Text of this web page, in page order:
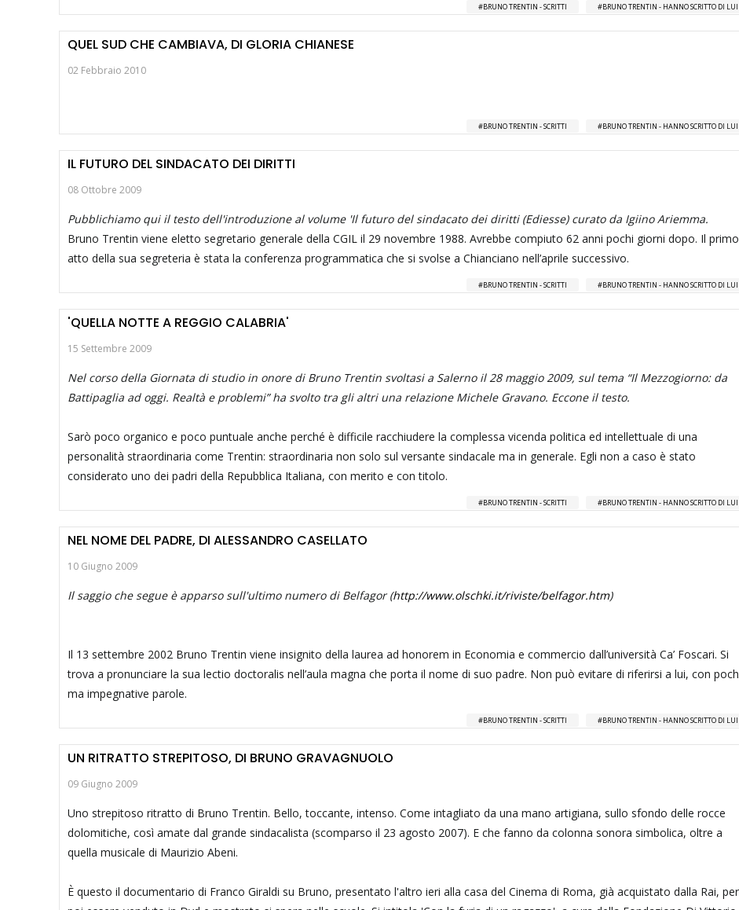
BRUNO TRENTIN - SCRITTI BRUNO TRENTIN - HANNO SCRITTO DI LUI
QUEL SUD CHE CAMBIAVA, DI GLORIA CHIANESE
02 Febbraio 2010
BRUNO TRENTIN - SCRITTI BRUNO TRENTIN - HANNO SCRITTO DI LUI
IL FUTURO DEL SINDACATO DEI DIRITTI
08 Ottobre 2009
Pubblichiamo qui il testo dell'introduzione al volume 'Il futuro del sindacato dei diritti (Ediesse) curato da Igiino Ariemma.
Bruno Trentin viene eletto segretario generale della CGIL il 29 novembre 1988. Avrebbe compiuto 62 anni pochi giorni dopo. Il primo
atto della sua segreteria è stata la conferenza programmatica che si svolse a Chianciano nell’aprile successivo.
BRUNO TRENTIN - SCRITTI BRUNO TRENTIN - HANNO SCRITTO DI LUI
'QUELLA NOTTE A REGGIO CALABRIA'
15 Settembre 2009
Nel corso della Giornata di studio in onore di Bruno Trentin svoltasi a Salerno il 28 maggio 2009, sul tema “Il Mezzogiorno: da
Battipaglia ad oggi. Realtà e problemi” ha svolto tra gli altri una relazione Michele Gravano. Eccone il testo.
Sarò poco organico e poco puntuale anche perché è difficile racchiudere la complessa vicenda politica ed intellettuale di una
personalità straordinaria come Trentin: straordinaria non solo sul versante sindacale ma in generale. Egli non a caso è stato
considerato uno dei padri della Repubblica Italiana, con merito e con titolo.
BRUNO TRENTIN - SCRITTI BRUNO TRENTIN - HANNO SCRITTO DI LUI
NEL NOME DEL PADRE, DI ALESSANDRO CASELLATO
10 Giugno 2009
Il saggio che segue è apparso sull'ultimo numero di Belfagor (http://www.olschki.it/riviste/belfagor.htm)
Il 13 settembre 2002 Bruno Trentin viene insignito della laurea ad honorem in Economia e commercio dall’università Ca’ Foscari. Si
trova a pronunciare la sua lectio doctoralis nell’aula magna che porta il nome di suo padre. Non può evitare di riferirsi a lui, con
ma impegnative parole.
BRUNO TRENTIN - SCRITTI BRUNO TRENTIN - HANNO SCRITTO DI LUI
UN RITRATTO STREPITOSO, DI BRUNO GRAVAGNUOLO
09 Giugno 2009
Uno strepitoso ritratto di Bruno Trentin. Bello, toccante, intenso. Come intagliato da una mano artigiana, sullo sfondo delle rocce
dolomitiche, così amate dal grande sindacalista (scomparso il 23 agosto 2007). E che fanno da colonna sonora simbolica, oltre a
quella musicale di Maurizio Abeni.
È questo il documentario di Franco Giraldi su Bruno, presentato l'altro ieri alla casa del Cinema di Roma, già acquistato dalla Rai, per